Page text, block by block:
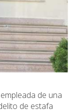
de una
de estafa